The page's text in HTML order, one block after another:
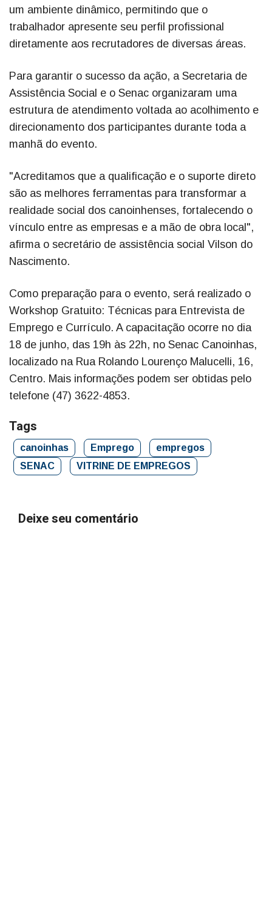
um ambiente dinâmico, permitindo que o
trabalhador apresente seu perfil profissional
diretamente aos recrutadores de diversas áreas.
Para garantir o sucesso da ação, a Secretaria de
Assistência Social e o Senac organizaram uma
estrutura de atendimento voltada ao acolhimento e
direcionamento dos participantes durante toda a
manhã do evento.
"Acreditamos que a qualificação e o suporte direto
são as melhores ferramentas para transformar a
realidade social dos canoinhenses, fortalecendo o
vínculo entre as empresas e a mão de obra local",
afirma o secretário de assistência social Vilson do
Nascimento.
Como preparação para o evento, será realizado o
Workshop Gratuito: Técnicas para Entrevista de
Emprego e Currículo. A capacitação ocorre no dia
18 de junho, das 19h às 22h, no Senac Canoinhas,
localizado na Rua Rolando Lourenço Malucelli, 16,
Centro. Mais informações podem ser obtidas pelo
telefone (47) 3622-4853.
Tags
canoinhas Emprego
empregos
SENAC
VITRINE DE EMPREGOS
Deixe seu comentário